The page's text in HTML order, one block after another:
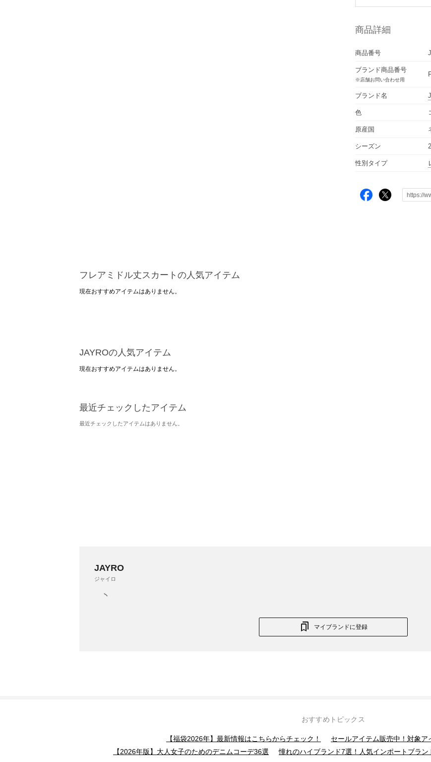
商品詳細
商品番号
ブランド商品番号
※店舗お問い合わせ用
ブランド名
色
原産国
シーズン
性別タイプ
フレアミドル丈スカートの人気アイテム
現在おすすめアイテムはありません。
JAYROの人気アイテム
現在おすすめアイテムはありません。
最近チェックしたアイテム
最近チェックしたアイテムはありません。
JAYRO
ジャイロ
マイブランドに登録
おすすめトピックス
【福袋2026年】最新情報はこちらからチェック！
セールアイテム販売中！対象ア
【2026年版】大人女子のためのデニムコーデ36選
憧れのハイブランド7選！人気インポートブラ